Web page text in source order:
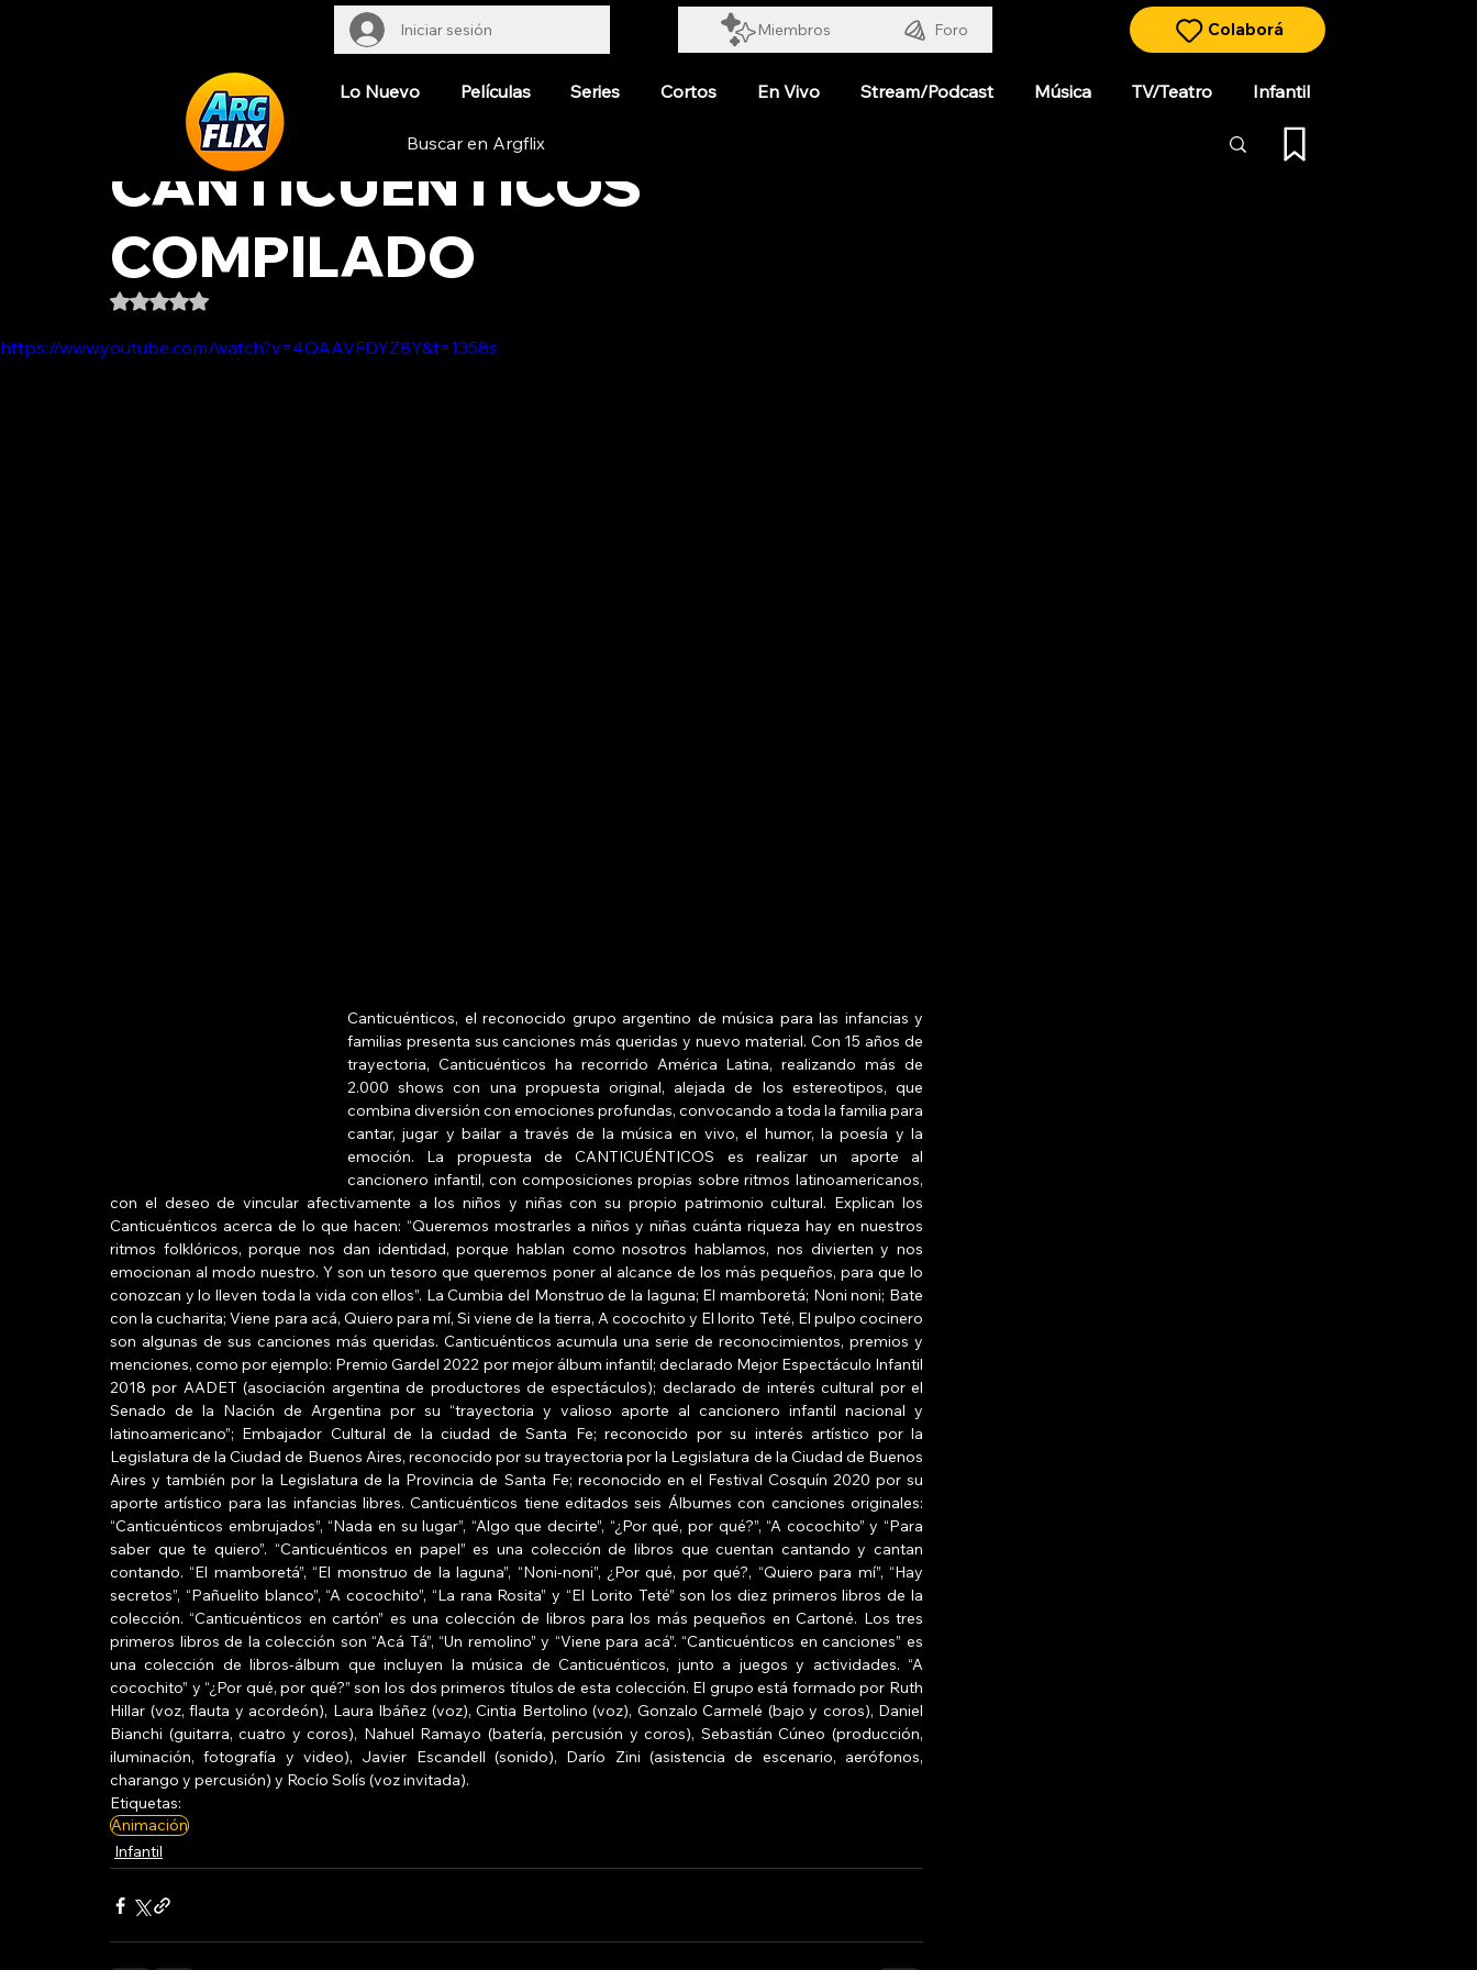
Iniciar sesión Miembros Foro Colaborá
Lo Nuevo Películas Series Cortos En Vivo Stream/Podcast Música TV/Teatro Infantil
CANTICUÉNTICOS
COMPILADO
Obtuvo NaN de 5 estrellas.
https://www.youtube.com/watch?v=4QAAVFDYZ8Y&t=1358s
Canticuénticos, el reconocido grupo argentino de música para las infancias y
familias presenta sus canciones más queridas y nuevo material. Con 15 años de
trayectoria, Canticuénticos ha recorrido América Latina, realizando más de
2.000 shows con una propuesta original, alejada de los estereotipos, que
combina diversión con emociones profundas, convocando a toda la familia para
cantar, jugar y bailar a través de la música en vivo, el humor, la poesía y la
emoción. La propuesta de CANTICUÉNTICOS es realizar un aporte al
cancionero infantil, con composiciones propias sobre ritmos latinoamericanos,
con el deseo de vincular afectivamente a los niños y niñas con su propio patrimonio cultural. Explican los
Canticuénticos acerca de lo que hacen: “Queremos mostrarles a niños y niñas cuánta riqueza hay en nuestros
ritmos folklóricos, porque nos dan identidad, porque hablan como nosotros hablamos, nos divierten y nos
emocionan al modo nuestro. Y son un tesoro que queremos poner al alcance de los más pequeños, para que lo
conozcan y lo lleven toda la vida con ellos”. La Cumbia del Monstruo de la laguna; El mamboretá; Noni noni; Bate
con la cucharita; Viene para acá, Quiero para mí, Si viene de la tierra, A cocochito y El lorito Teté, El pulpo cocinero
son algunas de sus canciones más queridas. Canticuénticos acumula una serie de reconocimientos, premios y
menciones, como por ejemplo: Premio Gardel 2022 por mejor álbum infantil; declarado Mejor Espectáculo Infantil
2018 por AADET (asociación argentina de productores de espectáculos); declarado de interés cultural por el
Senado de la Nación de Argentina por su “trayectoria y valioso aporte al cancionero infantil nacional y
latinoamericano”; Embajador Cultural de la ciudad de Santa Fe; reconocido por su interés artístico por la
Legislatura de la Ciudad de Buenos Aires, reconocido por su trayectoria por la Legislatura de la Ciudad de Buenos
Aires y también por la Legislatura de la Provincia de Santa Fe; reconocido en el Festival Cosquín 2020 por su
aporte artístico para las infancias libres. Canticuénticos tiene editados seis Álbumes con canciones originales:
“Canticuénticos embrujados”, “Nada en su lugar”, “Algo que decirte”, “¿Por qué, por qué?”, “A cocochito” y “Para
saber que te quiero”. “Canticuénticos en papel” es una colección de libros que cuentan cantando y cantan
contando. “El mamboretá”, “El monstruo de la laguna”, “Noni-noni”, ¿Por qué, por qué?, “Quiero para mí”, “Hay
secretos”, “Pañuelito blanco”, “A cocochito”, “La rana Rosita” y “El Lorito Teté” son los diez primeros libros de la
colección. “Canticuénticos en cartón” es una colección de libros para los más pequeños en Cartoné. Los tres
primeros libros de la colección son “Acá Tá”, “Un remolino” y “Viene para acá”. “Canticuénticos en canciones” es
una colección de libros-álbum que incluyen la música de Canticuénticos, junto a juegos y actividades. “A
cocochito” y “¿Por qué, por qué?” son los dos primeros títulos de esta colección. El grupo está formado por Ruth
Hillar (voz, flauta y acordeón), Laura Ibáñez (voz), Cintia Bertolino (voz), Gonzalo Carmelé (bajo y coros), Daniel
Bianchi (guitarra, cuatro y coros), Nahuel Ramayo (batería, percusión y coros), Sebastián Cúneo (producción,
iluminación, fotografía y video), Javier Escandell (sonido), Darío Zini (asistencia de escenario, aerófonos,
charango y percusión) y Rocío Solís (voz invitada).
Etiquetas:
Animación
Infantil